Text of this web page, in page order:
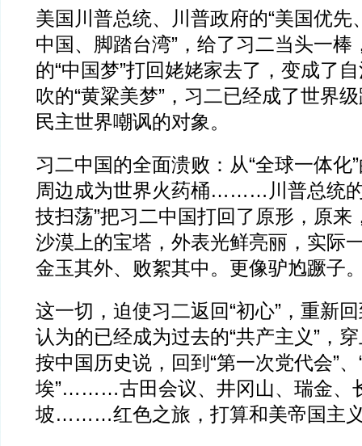
美国川普总统、川普政府的“美国优先
中国、脚踏台湾”，给了习二当头一棒
的“中国梦”打回姥姥家去了，变成了
吹的“黄粱美梦”，习二已经成了世界
民主世界嘲讽的对象。
习二中国的全面溃败：从“全球一体化
周边成为世界火药桶………川普总统的
技扫荡”把习二中国打回了原形，原来
沙漠上的宝塔，外表光鲜亮丽，实际
金玉其外、败絮其中。更像驴尥蹶子
这一切，迫使习二返回“初心”，重新
认为的已经成为过去的“共产主义”，
按中国历史说，回到“第一次党代会”
埃”………古田会议、井冈山、瑞金、
坡………红色之旅，打算和美帝国